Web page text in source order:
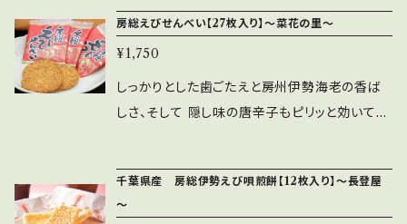
袋） 保存方法：直射日光・高温多湿を避けて保
存してください。 ※本製品製造施設では、そば・
トニング、小麦粉、でん粉、カシューナッツ、砂糖、
えび粉末、食塩、とうがらし、伊勢えびすり身、調
味料（アミノ酸等：大豆由来）、膨張剤、乳化剤、
着色料（ウコン、赤106、赤102）、（原材料の一部
房総えびせんべい【27枚入り】～菜花の里～
¥1,750
しっかりとした歯ごたえと房州伊勢海老の香ば
しさ、そして 隠し味の唐辛子もピリッと効いてお
トニング、小麦粉、でん粉、カシューナッツ、砂糖、
えび粉末、食塩、とうがらし、伊勢えびすり身、調
千葉県産 房総伊勢えび唄煎餅【12枚入り】～長登屋
～